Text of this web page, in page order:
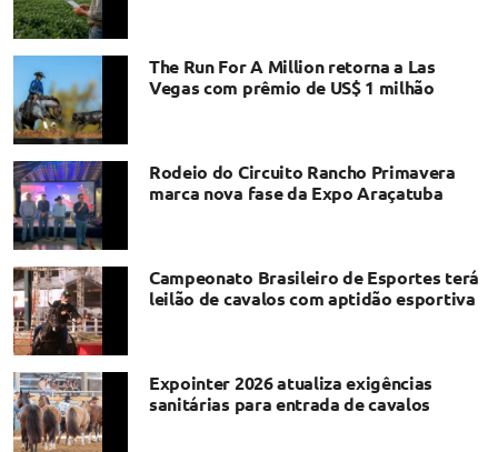
The Run For A Million retorna a Las
Vegas com prêmio de US$ 1 milhão
Rodeio do Circuito Rancho Primavera
marca nova fase da Expo Araçatuba
Campeonato Brasileiro de Esportes terá
leilão de cavalos com aptidão esportiva
Expointer 2026 atualiza exigências
sanitárias para entrada de cavalos